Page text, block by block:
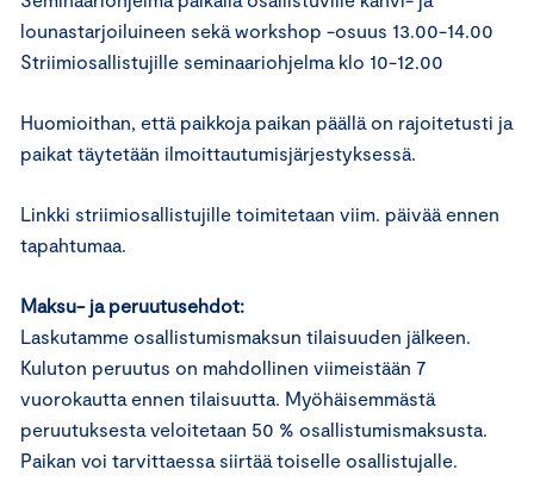
lounastarjoiluineen sekä workshop -osuus 13.00-14.00
Striimiosallistujille seminaariohjelma klo 10-12.00
Huomioithan, että paikkoja paikan päällä on rajoitetusti ja
paikat täytetään ilmoittautumisjärjestyksessä.
Linkki striimiosallistujille toimitetaan viim. päivää ennen
tapahtumaa.
Maksu- ja peruutusehdot:
Laskutamme osallistumismaksun tilaisuuden jälkeen.
Kuluton peruutus on mahdollinen viimeistään 7
vuorokautta ennen tilaisuutta. Myöhäisemmästä
peruutuksesta veloitetaan 50 % osallistumismaksusta.
Paikan voi tarvittaessa siirtää toiselle osallistujalle.